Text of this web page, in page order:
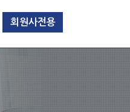
회원사전용